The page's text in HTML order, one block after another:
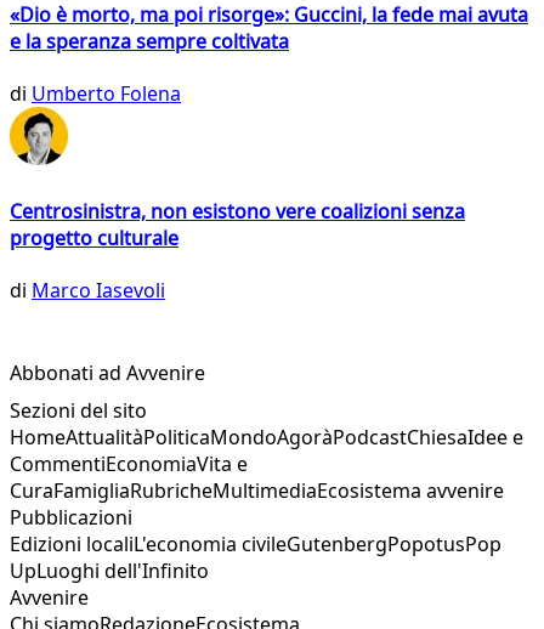
«Dio è morto, ma poi risorge»: Guccini, la fede mai avuta
e la speranza sempre coltivata
di Umberto Folena
Centrosinistra, non esistono vere coalizioni senza
progetto culturale
di Marco Iasevoli
Abbonati ad Avvenire
Sezioni del sito
HomeAttualitàPoliticaMondoAgoràPodcastChiesaIdee e
CommentiEconomiaVita e
CuraFamigliaRubricheMultimediaEcosistema avvenire
Pubblicazioni
Edizioni localiL'economia civileGutenbergPopotusPop
UpLuoghi dell'Infinito
Avvenire